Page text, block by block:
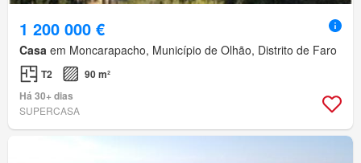
1 200 000 €
Casa em Moncarapacho, Município de Olhão, Distrito de Faro
T2
90 m²
Há 30+ dias
SUPERCASA